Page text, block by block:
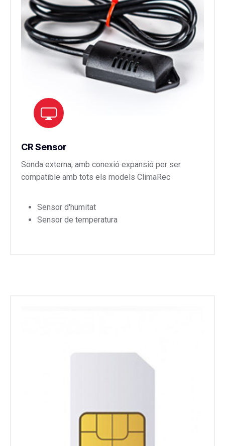
CR Sensor
Sonda externa, amb conexió expansió per ser
compatible amb tots els models ClimaRec
Sensor d'humitat
Sensor de temperatura